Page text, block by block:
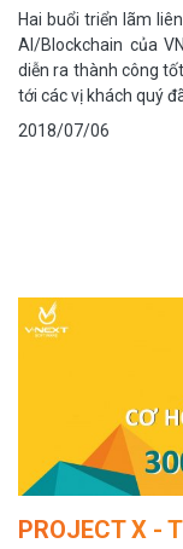
Hai buổi triển lãm
AI/Blockchain của
diễn ra thành công
tới các vị khách quý
2018/07/06
PROJECT X -